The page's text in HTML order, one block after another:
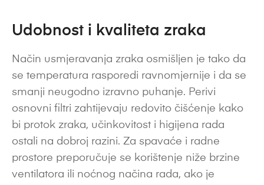
Udobnost i kvaliteta zraka
Način usmjeravanja zraka osmišljen je tako da
se temperatura rasporedi ravnomjernije i da se
smanji neugodno izravno puhanje. Perivi
osnovni filtri zahtijevaju redovito čišćenje kako
bi protok zraka, učinkovitost i higijena rada
ostali na dobroj razini. Za spavaće i radne
prostore preporučuje se korištenje niže brzine
ventilatora ili noćnog načina rada, ako je